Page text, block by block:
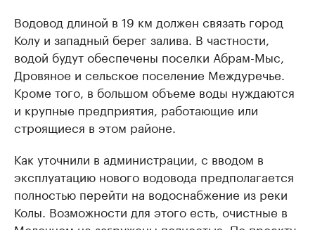
Водовод длиной в 19 км должен связать город
Колу и западный берег залива. В частности,
водой будут обеспечены поселки Абрам-Мыс,
Дровяное и сельское поселение Междуречье.
Кроме того, в большом объеме воды нуждаются
и крупные предприятия, работающие или
строящиеся в этом районе.
Как уточнили в администрации, с вводом в
эксплуатацию нового водовода предполагается
полностью перейти на водоснабжение из реки
Колы. Возможности для этого есть, очистные в